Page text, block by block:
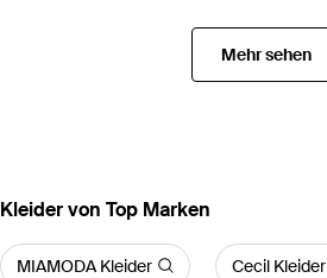
Mehr sehen
Kleider von Top Marken
MIAMODA Kleider Cecil Kleider